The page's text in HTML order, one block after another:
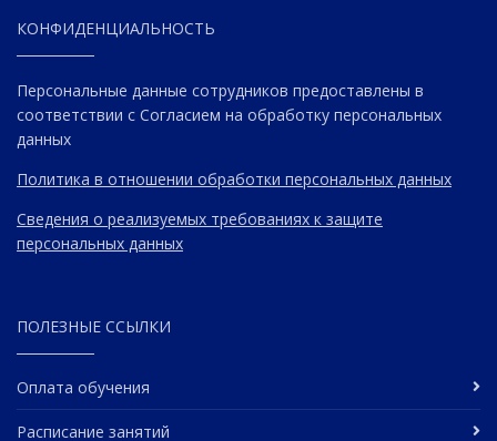
КОНФИДЕНЦИАЛЬНОСТЬ
Персональные данные сотрудников предоставлены в
соответствии с Согласием на обработку персональных
данных
Политика в отношении обработки персональных данных
Сведения о реализуемых требованиях к защите
персональных данных
ПОЛЕЗНЫЕ ССЫЛКИ
Оплата обучения
Расписание занятий